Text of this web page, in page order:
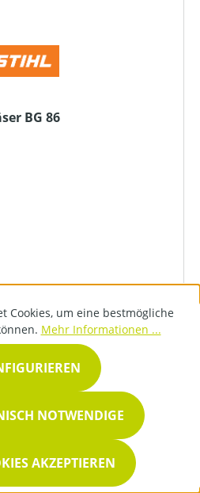
BG 86
Cookies, um eine bestmögliche
Mehr Informationen ...
NOTWENDIGE
AKZEPTIEREN